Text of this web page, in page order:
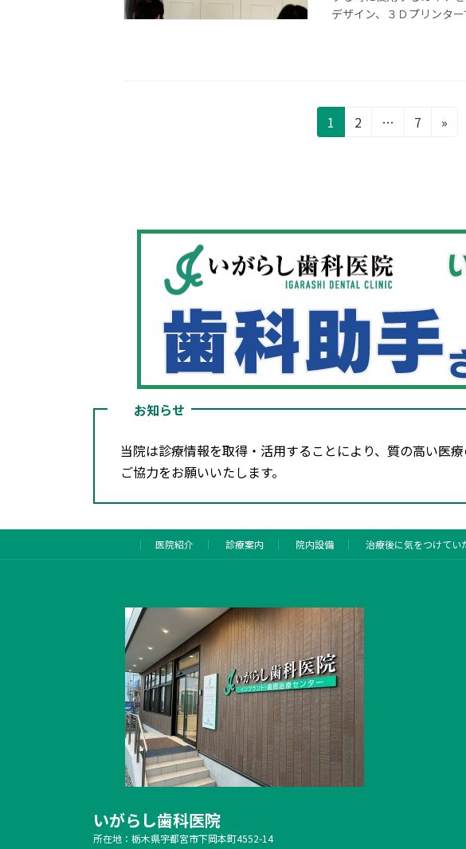
デザイン、３Ｄプリンタ
固
定
1
固
2 …
固
7 »
お知らせ
当院は診療情報を取得・活用することにより、質の高い医
ご協力をお願いいたします。
医院紹介 診療案内 院内設備 治療後に気をつけてい
いがらし歯科医院
所在地：栃木県宇都宮市下岡本町4552-14